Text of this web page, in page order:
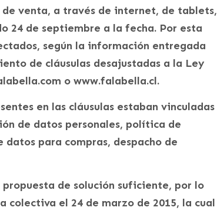
venta, a través de internet, de tablets,
24 de septiembre a la fecha. Por esta
según la información entregada
de cláusulas desajustadas a la Ley
o www.falabella.cl.
en las cláusulas estaban vinculadas
de datos personales, política de
para compras, despacho de
de solución suficiente, por lo
colectiva el 24 de marzo de 2015, la cual